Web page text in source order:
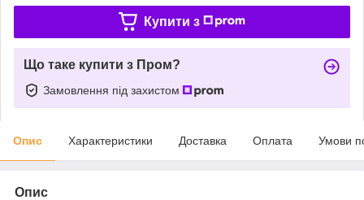
Купити з
Що таке купити з Пром?
Замовлення під захистом
Опис Характеристики Доставка Оплата Умови
Опис